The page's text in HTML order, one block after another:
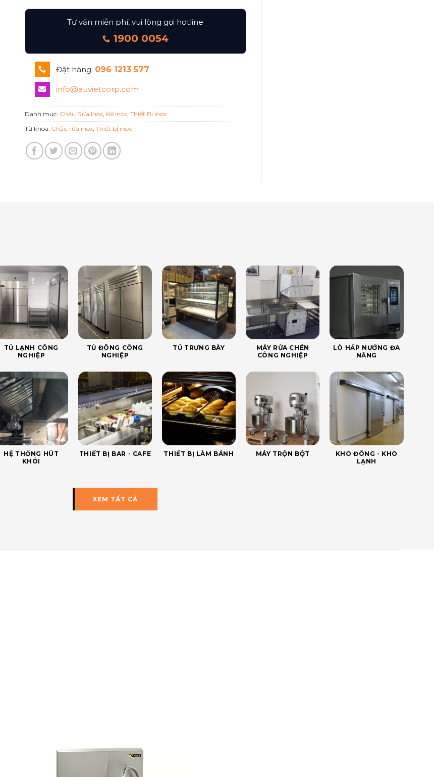
Tư vấn miễn phí, vui lòng gọi hotline
1900 0054
Đặt hàng: 096 1213 577
info@auvietcorp.com
Danh mục: Chậu Rửa Inox, Kệ Inox,Thiết Bị Inox
Từ khóa: Chậu rửa inox,Thiết bị inox
TỦ LẠNH CÔNG
NGHIỆP
TỦ ĐÔNG CÔNG
NGHIỆP
TỦ TRƯNG BÀY
MÁY RỬA CHÉN
CÔNG NGHIỆP
LÒ HẤP NƯỚNG ĐA
NĂNG
HỆ THỐNG HÚT
KHÓI
THIẾT BỊ BAR - CAFE THIẾT BỊ LÀM BÁNH MÁY TRỘN BỘT
KHO ĐÔNG - KHO
LẠNH
XEM TẤT CẢ